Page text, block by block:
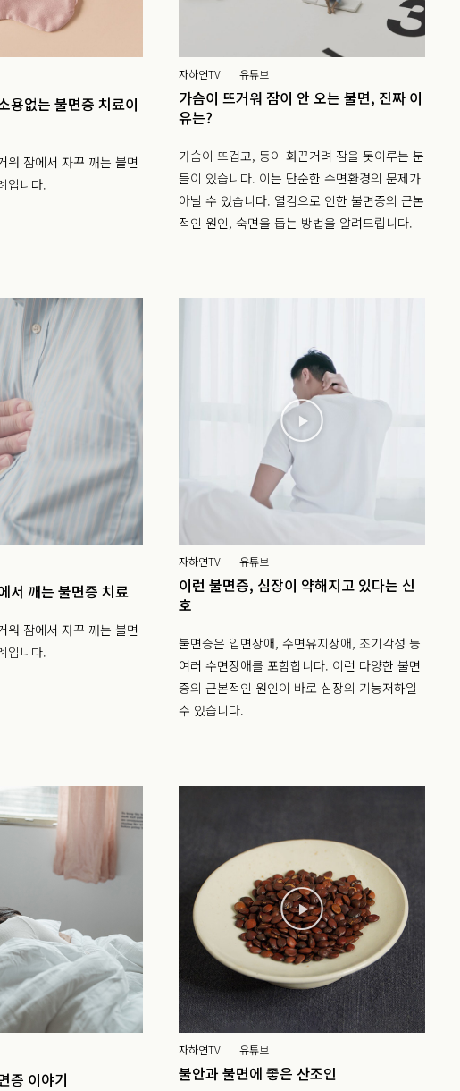
용없는 불면증 치료이
워 잠에서 자꾸 깨는 불면
입니다.
자하연TV | 유튜브
가슴이 뜨거워 잠이 안 오는 불면, 진짜 이
유는?
가슴이 뜨겁고, 등이 화끈거려 잠을 못이루는 분
들이 있습니다. 이는 단순한 수면환경의 문제가
아닐 수 있습니다. 열감으로 인한 불면증의 근본
적인 원인, 숙면을 돕는 방법을 알려드립니다.
서 깨는 불면증 치료
워 잠에서 자꾸 깨는 불면
입니다.
자하연TV | 유튜브
이런 불면증, 심장이 약해지고 있다는 신
호
불면증은 입면장애, 수면유지장애, 조기각성 등
여러 수면장애를 포함합니다. 이런 다양한 불면
증의 근본적인 원인이 바로 심장의 기능저하일
수 있습니다.
증 이야기
자하연TV | 유튜브
불안과 불면에 좋은 산조인